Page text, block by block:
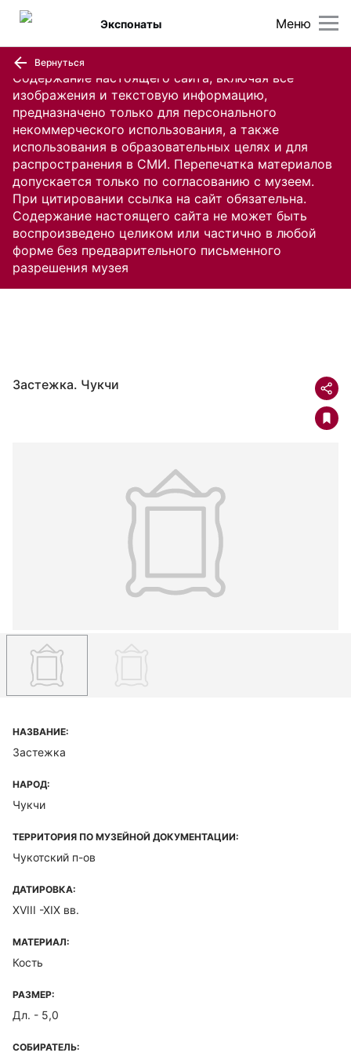
Содержание настоящего сайта, включая все
изображения и текстовую информацию,
предназначено только для персонального
некоммерческого использования, а также
использования в образовательных целях и для
распространения в СМИ. Перепечатка материалов
допускается только по согласованию с музеем.
При цитировании ссылка на сайт обязательна.
Содержание настоящего сайта не может быть
воспроизведено целиком или частично в любой
форме без предварительного письменного
разрешения музея
Меню
Экспонаты
Вернуться
Застежка. Чукчи
НАЗВАНИЕ:
Застежка
НАРОД:
Чукчи
ТЕРРИТОРИЯ ПО МУЗЕЙНОЙ ДОКУМЕНТАЦИИ:
Чукотский п-ов
ДАТИРОВКА:
XVIII -XIX вв.
МАТЕРИАЛ:
Кость
РАЗМЕР:
Дл. - 5,0
СОБИРАТЕЛЬ: